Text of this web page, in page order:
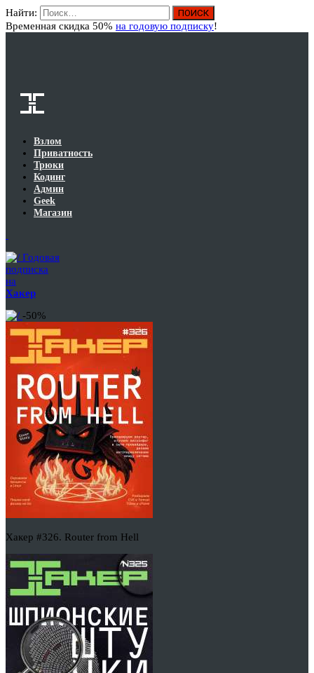
Найти:
Временная скидка 50% на годовую подписку!
Взлом
Приватность
Трюки
Кодинг
Админ
Geek
Магазин
Годовая
подписка
на
Хакер
-50%
Хакер #326. Router from Hell